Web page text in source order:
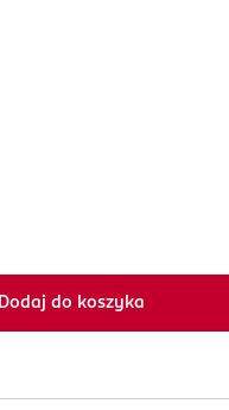
Dodaj do koszyka